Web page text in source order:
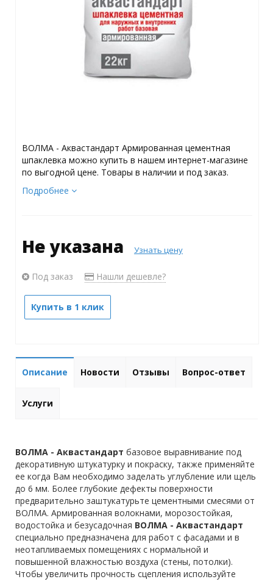
ВОЛМА - Аквастандарт Армированная цементная
шпаклевка можно купить в нашем интернет-магазине
по выгодной цене. Товары в наличии и под заказ.
Подробнее
Не указана Узнать цену
Под заказ Нашли дешевле?
Купить в 1 клик
Описание Новости Отзывы Вопрос-ответ
Услуги
ВОЛМА - Аквастандарт базовое выравнивание под
декоративную штукатурку и покраску, также применяйте
ее когда Вам необходимо заделать углубление или щель
до 6 мм. Более глубокие дефекты поверхности
предварительно заштукатурьте цементными смесями от
ВОЛМА. Армированная волокнами, морозостойкая,
водостойка и безусадочная ВОЛМА - Аквастандарт
специально предназначена для работ с фасадами и в
неотапливаемых помещениях с нормальной и
повышенной влажностью воздуха (стены, потолки).
Чтобы увеличить прочность сцепления используйте